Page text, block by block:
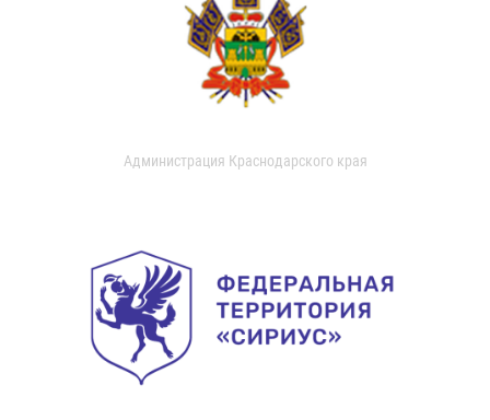
Администрация Краснодарского края